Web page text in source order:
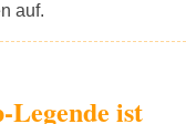
auf.
Legende ist